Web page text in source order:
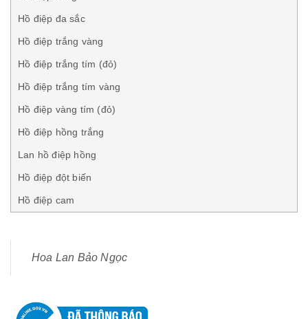
Hồ điệp đa sắc
Hồ điệp trắng vàng
Hồ điệp trắng tím (đỏ)
Hồ điệp trắng tím vàng
Hồ điệp vàng tím (đỏ)
Hồ điệp hồng trắng
Lan hồ điệp hồng
Hồ điệp đột biến
Hồ điệp cam
Hoa Lan Bảo Ngọc